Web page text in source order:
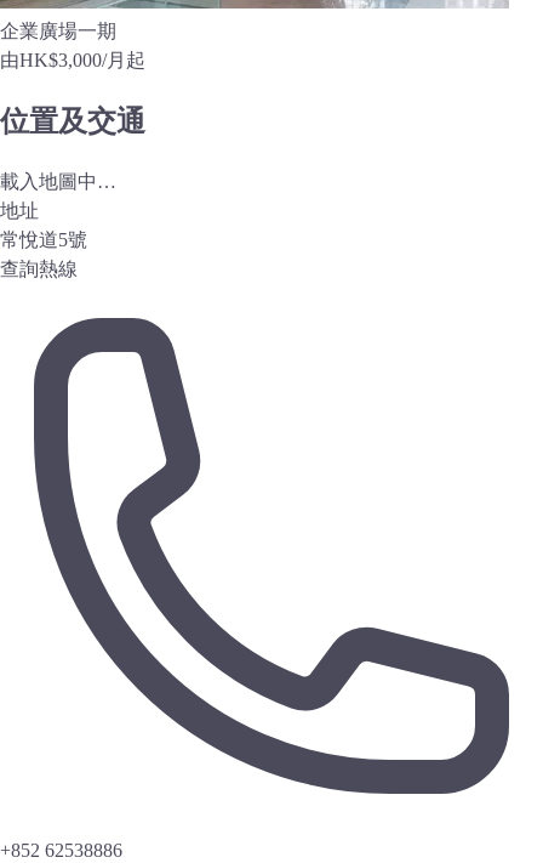
企業廣場一期
由HK$3,000/月起
位置及交通
載入地圖中…
地址
常悅道5號
查詢熱線
+852 62538886